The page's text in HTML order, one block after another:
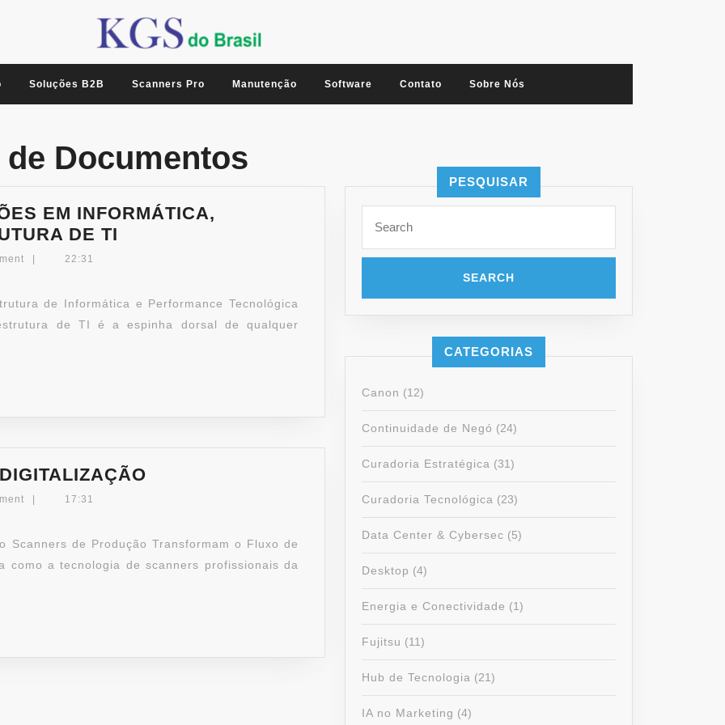
Soluções B2B Scanners Pro Manutenção Software Contato Sobre Nós
Documentos
EM INFORMÁTICA,
DE TI
–
SOLUÇÕES
TI
22:31
de Informática e Performance Tecnológica
de TI é a espinha dorsal de qualquer
DIGITALIZAÇÃO
17:31
Scanners de Produção Transformam o Fluxo de
como a tecnologia de scanners profissionais da
PESQUISAR
for:
CATEGORIAS
Canon (12)
Continuidade de Negó (24)
Curadoria Estratégica (31)
Curadoria Tecnológica (23)
Data Center & Cybersec (5)
Desktop (4)
Energia e Conectividade (1)
Fujitsu (11)
Hub de Tecnologia (21)
IA no Marketing (4)